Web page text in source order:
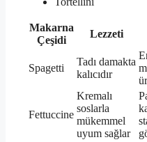
Makarna
Çeşidi
Lezzeti
Spagetti
Tadı damakta
kalıcıdır
Fettuccine
Kremalı
soslarla
mükemmel
uyum sağlar